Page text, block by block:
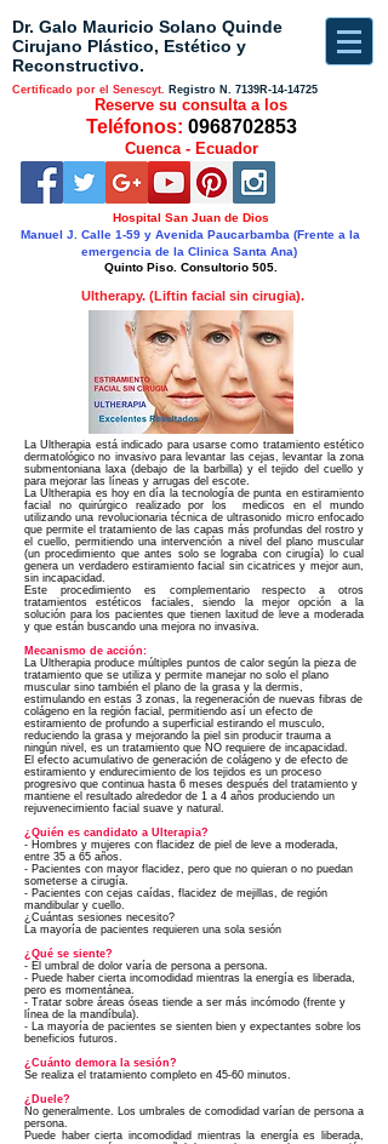
Dr. Galo Mauricio Solano Quinde
Cirujano Plástico, Estético y
Reconstructivo.
Certificado por el Senescyt. Registro N. 7139R-14-14725
Reserve su consulta a los
Teléfonos: 0968702853
Cuenca - Ecuador
Hospital San Juan de Dios
Manuel J. Calle 1-59 y Avenida Paucarbamba (Frente a la
emergencia de la Clinica Santa Ana)
Quinto Piso. Consultorio 505.
Ultherapy. (Liftin facial sin cirugia).
La Ultherapia está indicado para usarse como tratamiento estético
dermatológico no invasivo para levantar las cejas, levantar la zona
submentoniana laxa (debajo de la barbilla) y el tejido del cuello y
para mejorar las líneas y arrugas del escote.
La Ultherapia es hoy en día la tecnología de punta en estiramiento
facial no quirúrgico realizado por los medicos en el mundo
utilizando una revolucionaria técnica de ultrasonido micro enfocado
que permite el tratamiento de las capas más profundas del rostro y
el cuello, permitiendo una intervención a nivel del plano muscular
(un procedimiento que antes solo se lograba con cirugía) lo cual
genera un verdadero estiramiento facial sin cicatrices y mejor aun,
sin incapacidad.
Este procedimiento es complementario respecto a otros
tratamientos estéticos faciales, siendo la mejor opción a la
solución para los pacientes que tienen laxitud de leve a moderada
y que están buscando una mejora no invasiva.
Mecanismo de acción:
La Ultherapia produce múltiples puntos de calor según la pieza de
tratamiento que se utiliza y permite manejar no solo el plano
muscular sino también el plano de la grasa y la dermis,
estimulando en estas 3 zonas, la regeneración de nuevas fibras de
colágeno en la región facial, permitiendo así un efecto de
estiramiento de profundo a superficial estirando el musculo,
reduciendo la grasa y mejorando la piel sin producir trauma a
ningún nivel, es un tratamiento que NO requiere de incapacidad.
El efecto acumulativo de generación de colágeno y de efecto de
estiramiento y endurecimiento de los tejidos es un proceso
progresivo que continua hasta 6 meses después del tratamiento y
mantiene el resultado alrededor de 1 a 4 años produciendo un
rejuvenecimiento facial suave y natural.
¿Quién es candidato a Ulterapia?
- Hombres y mujeres con flacidez de piel de leve a moderada,
entre 35 a 65 años.
- Pacientes con mayor flacidez, pero que no quieran o no puedan
someterse a cirugía.
- Pacientes con cejas caídas, flacidez de mejillas, de región
mandibular y cuello.
¿Cuántas sesiones necesito?
La mayoría de pacientes requieren una sola sesión
¿Qué se siente?
- El umbral de dolor varía de persona a persona.
- Puede haber cierta incomodidad mientras la energía es liberada,
pero es momentánea.
- Tratar sobre áreas óseas tiende a ser más incómodo (frente y
línea de la mandíbula).
- La mayoría de pacientes se sienten bien y expectantes sobre los
beneficios futuros.
¿Cuánto demora la sesión?
Se realiza el tratamiento completo en 45-60 minutos.
¿Duele?
No generalmente. Los umbrales de comodidad varían de persona a
persona.
Puede haber cierta incomodidad mientras la energía es liberada,